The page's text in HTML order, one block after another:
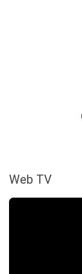
Web TV